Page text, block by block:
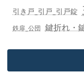
引き戸_引戸_引戸錠
鉄扉_公団 鍵折れ・